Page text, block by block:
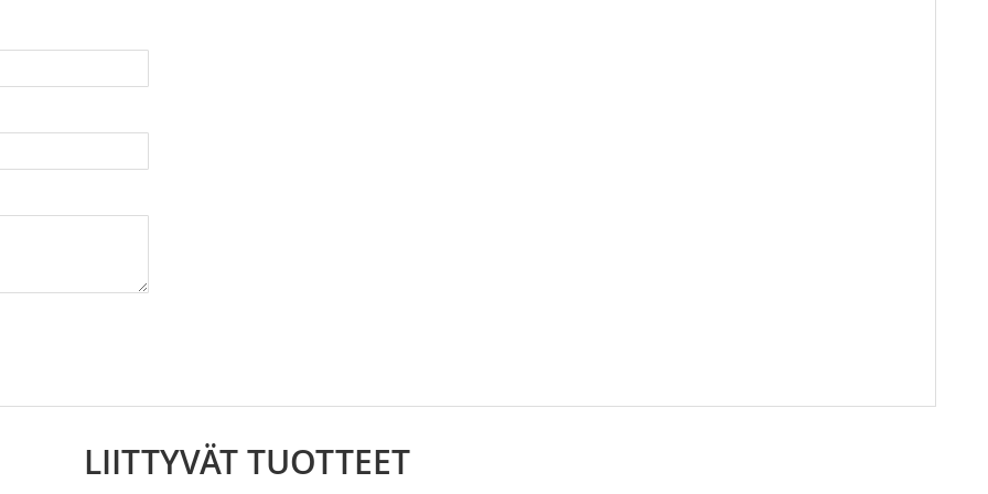
LIITTYVÄT TUOTTEET